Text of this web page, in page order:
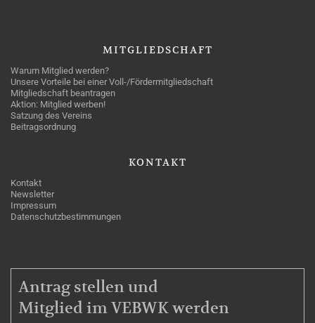
MITGLIEDSCHAFT
Warum Mitglied werden?
Unsere Vorteile bei einer Voll-/Fördermitgliedschaft
Mitgliedschaft beantragen
Aktion: Mitglied werben!
Satzung des Vereins
Beitragsordnung
KONTAKT
Kontakt
Newsletter
Impressum
Datenschutzbestimmungen
MITGLIEDSCHAFT
Antrag stellen und
Mitglied im VEBWK werden